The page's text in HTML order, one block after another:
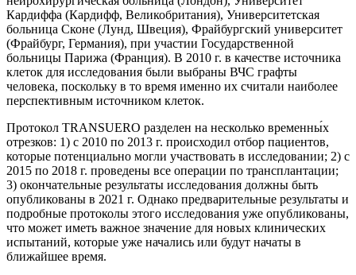
Кардиффа (Кардифф, Великобритания), Университетская
больница Сконе (Лунд, Швеция), Фрайбургский университет
(Фрайбург, Германия), при участии Государственной
больницы Парижа (Франция). В 2010 г. в качестве источника
клеток для исследования были выбраны ВЧС графты
человека, поскольку в то время именно их считали наиболее
перспективным источником клеток.
Протокол TRANSUERO разделен на несколько временны́х
отрезков: 1) с 2010 по 2013 г. происходил отбор пациентов,
которые потенциально могли участвовать в исследовании; 2) с
2015 по 2018 г. проведены все операции по трансплантации;
3) окончательные результаты исследования должны быть
опубликованы в 2021 г. Однако предварительные результаты и
подробные протоколы этого исследования уже опубликованы,
что может иметь важное значение для новых клинических
испытаний, которые уже начались или будут начаты в
ближайшее время.